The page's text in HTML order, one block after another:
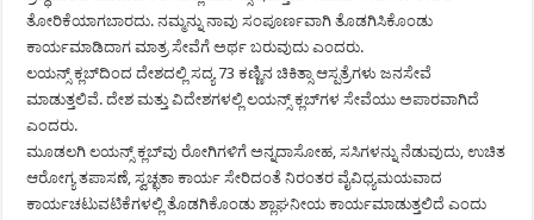
ತೋರಿಕೆಯಾಗಬಾರದು. ನಮ್ಮನ್ನು ನಾವು ಸಂಪೂರ್ಣವಾಗಿ ತೊಡಗಿಸಿಕೊಂಡು
ಕಾರ್ಯಮಾಡಿದಾಗ ಮಾತ್ರ ಸೇವೆಗೆ ಅರ್ಥ ಬರುವುದು ಎಂದರು.
ಲಯನ್ಸ್ ಕ್ಲಬ್‍ದಿಂದ ದೇಶದಲ್ಲಿ ಸದ್ಯ 73 ಕಣ್ಣಿನ ಚಿಕಿತ್ಸಾ ಆಸ್ಪತ್ರೆಗಳು ಜನಸೇವೆ
ಮಾಡುತ್ತಲಿವೆ. ದೇಶ ಮತ್ತು ವಿದೇಶಗಳಲ್ಲಿ ಲಯನ್ಸ್ ಕ್ಲಬ್‍ಗಳ ಸೇವೆಯು ಅಪಾರವಾಗಿದೆ
ಎಂದರು.
ಮೂಡಲಗಿ ಲಯನ್ಸ್ ಕ್ಲಬ್‍ವು ರೋಗಿಗಳಿಗೆ ಅನ್ನದಾಸೋಹ, ಸಸಿಗಳನ್ನು ನೆಡುವುದು, ಉಚಿತ
ಆರೋಗ್ಯ ತಪಾಸಣೆ, ಸ್ವಚ್ಛತಾ ಕಾರ್ಯ ಸೇರಿದಂತೆ ನಿರಂತರ ವೈವಿಧ್ಯಮಯವಾದ
ಕಾರ್ಯಚಟುವಟಿಕೆಗಳಲ್ಲಿ ತೊಡಗಿಕೊಂಡು ಶ್ಲಾಘನೀಯ ಕಾರ್ಯಮಾಡುತ್ತಲಿದೆ ಎಂದು